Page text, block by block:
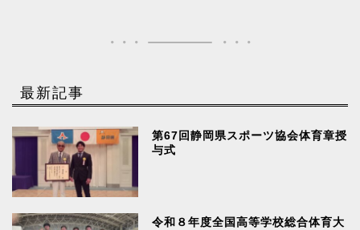
最新記事
第67回静岡県スポーツ協会体育章授
与式
令和８年度全国高等学校総合体育大